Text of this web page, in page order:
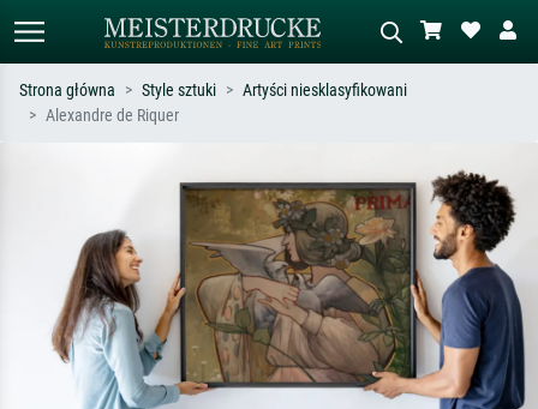
Monet, Gwiaździsta noc,
Opisz scenę – np. zielona łąka,
abstrakcja z czerwienią, ciemny olej,
stojący akt obok drzewa.
Strona główna Style sztuki
Artyści niesklasyfikowani
Alexandre de Riquer